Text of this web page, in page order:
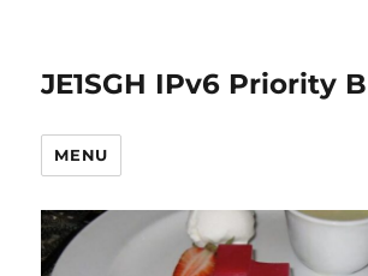
JE1SGH IPv6 Priority
MENU